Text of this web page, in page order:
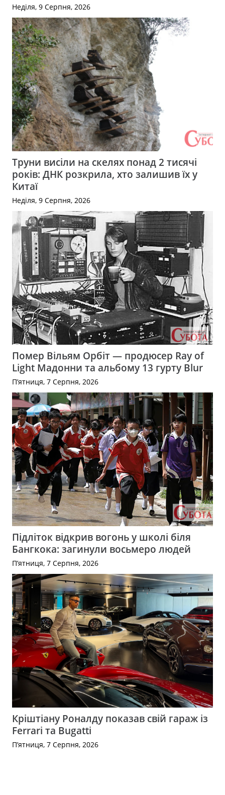
Неділя, 9 Серпня, 2026
Труни висіли на скелях понад 2 тисячі
років: ДНК розкрила, хто залишив їх у
Китаї
Неділя, 9 Серпня, 2026
Помер Вільям Орбіт — продюсер Ray of
Light Мадонни та альбому 13 гурту Blur
П’ятниця, 7 Серпня, 2026
Підліток відкрив вогонь у школі біля
Бангкока: загинули восьмеро людей
П’ятниця, 7 Серпня, 2026
Кріштіану Роналду показав свій гараж із
Ferrari та Bugatti
П’ятниця, 7 Серпня, 2026